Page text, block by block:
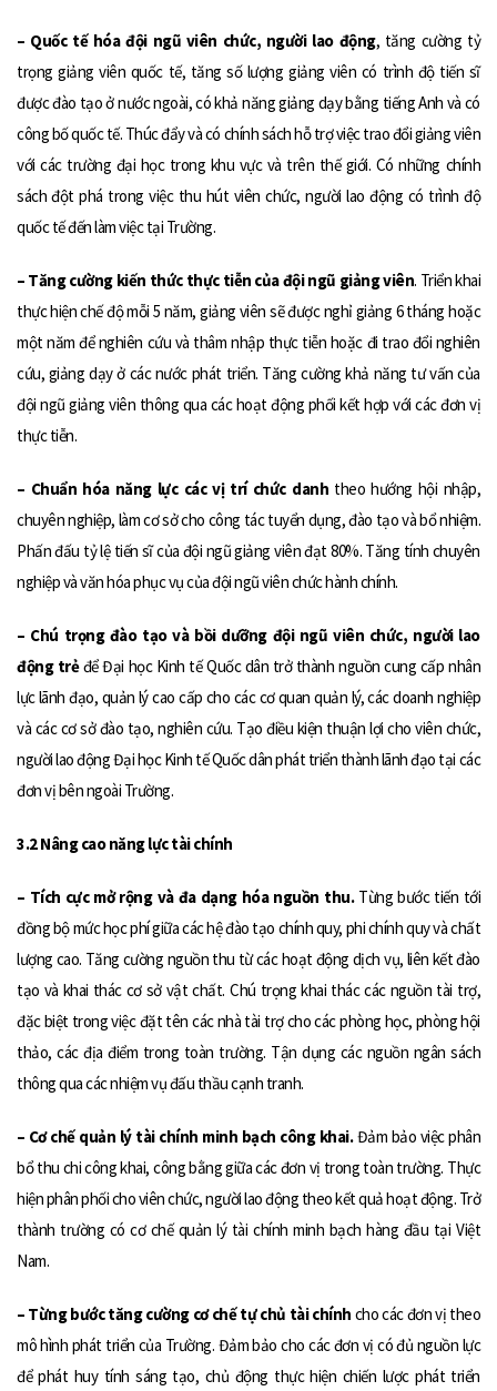
– Quốc tế hóa đội ngũ viên chức, người lao động, tăng cường tỷ
trọng giảng viên quốc tế, tăng số lượng giảng viên có trình độ tiến sĩ
được đào tạo ở nước ngoài, có khả năng giảng dạy bằng tiếng Anh và có
công bố quốc tế. Thúc đẩy và có chính sách hỗ trợ việc trao đổi giảng viên
với các trường đại học trong khu vực và trên thế giới. Có những chính
sách đột phá trong việc thu hút viên chức, người lao động có trình độ
quốc tế đến làm việc tại Trường.
– Tăng cường kiến thức thực tiễn của đội ngũ giảng viên. Triển khai
thực hiện chế độ mỗi 5 năm, giảng viên sẽ được nghỉ giảng 6 tháng hoặc
một năm để nghiên cứu và thâm nhập thực tiễn hoặc đi trao đổi nghiên
cứu, giảng dạy ở các nước phát triển. Tăng cường khả năng tư vấn của
đội ngũ giảng viên thông qua các hoạt động phối kết hợp với các đơn vị
thực tiễn.
– Chuẩn hóa năng lực các vị trí chức danh theo hướng hội nhập,
chuyên nghiệp, làm cơ sở cho công tác tuyển dụng, đào tạo và bổ nhiệm.
Phấn đấu tỷ lệ tiến sĩ của đội ngũ giảng viên đạt 80%. Tăng tính chuyên
nghiệp và văn hóa phục vụ của đội ngũ viên chức hành chính.
– Chú trọng đào tạo và bồi dưỡng đội ngũ viên chức, người lao
động trẻđể Đại học Kinh tế Quốc dân trở thành nguồn cung cấp nhân
lực lãnh đạo, quản lý cao cấp cho các cơ quan quản lý, các doanh nghiệp
và các cơ sở đào tạo, nghiên cứu. Tạo điều kiện thuận lợi cho viên chức,
người lao động Đại học Kinh tế Quốc dân phát triển thành lãnh đạo tại các
đơn vị bên ngoài Trường.
3.2 Nâng cao năng lực tài chính
– Tích cực mở rộng và đa dạng hóa nguồn thu.Từng bước tiến tới
đồng bộ mức học phí giữa các hệ đào tạo chính quy, phi chính quy và chất
lượng cao. Tăng cường nguồn thu từ các hoạt động dịch vụ, liên kết đào
tạo và khai thác cơ sở vật chất. Chú trọng khai thác các nguồn tài trợ,
đặc biệt trong việc đặt tên các nhà tài trợ cho các phòng học, phòng hội
thảo, các địa điểm trong toàn trường. Tận dụng các nguồn ngân sách
thông qua các nhiệm vụ đấu thầu cạnh tranh.
– Cơ chế quản lý tài chính minh bạch công khai.Đảm bảo việc phân
bổ thu chi công khai, công bằng giữa các đơn vị trong toàn trường. Thực
hiện phân phối cho viên chức, người lao động theo kết quả hoạt động. Trở
thành trường có cơ chế quản lý tài chính minh bạch hàng đầu tại Việt
Nam.
– Từng bước tăng cường cơ chế tự chủ tài chính cho các đơn vị theo
mô hình phát triển của Trường. Đảm bảo cho các đơn vị có đủ nguồn lực
để phát huy tính sáng tạo, chủ động thực hiện chiến lược phát triển